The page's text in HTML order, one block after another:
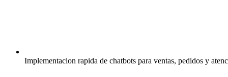
Implementacion rapida de chatbots para ventas, pedidos y